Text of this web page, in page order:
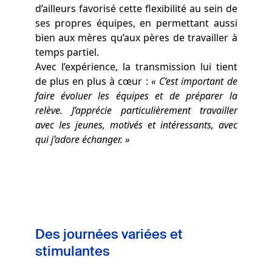
d’ailleurs favorisé cette flexibilité au sein de
ses propres équipes, en permettant aussi
bien aux mères qu’aux pères de travailler à
temps partiel.
Avec l’expérience, la transmission lui tient
de plus en plus à cœur : « C’est important de
faire évoluer les équipes et de préparer la
relève. J’apprécie particulièrement travailler
avec les jeunes, motivés et intéressants, avec
qui j’adore échanger. »
Des journées variées et
stimulantes